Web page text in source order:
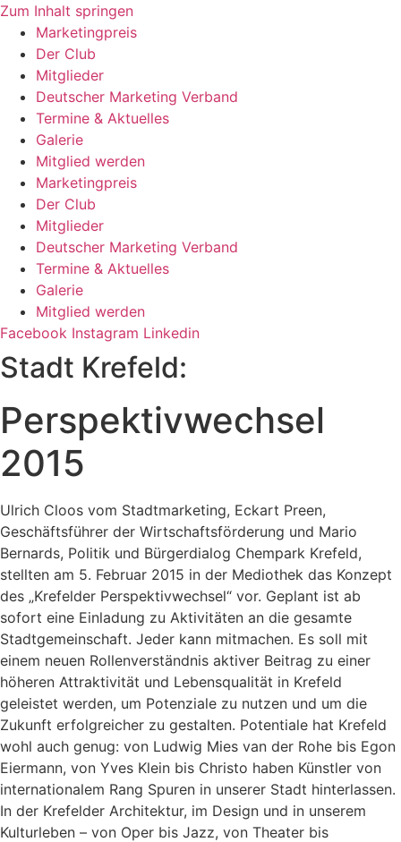
Zum Inhalt springen
Marketingpreis
Der Club
Mitglieder
Deutscher Marketing Verband
Termine & Aktuelles
Galerie
Mitglied werden
Marketingpreis
Der Club
Mitglieder
Deutscher Marketing Verband
Termine & Aktuelles
Galerie
Mitglied werden
Facebook Instagram Linkedin
Stadt Krefeld:
Perspektivwechsel
2015
Ulrich Cloos vom Stadtmarketing, Eckart Preen,
Geschäftsführer der Wirtschaftsförderung und Mario
Bernards, Politik und Bürgerdialog Chempark Krefeld,
stellten am 5. Februar 2015 in der Mediothek das Konzept
des „Krefelder Perspektivwechsel“ vor. Geplant ist ab
sofort eine Einladung zu Aktivitäten an die gesamte
Stadtgemeinschaft. Jeder kann mitmachen. Es soll mit
einem neuen Rollenverständnis aktiver Beitrag zu einer
höheren Attraktivität und Lebensqualität in Krefeld
geleistet werden, um Potenziale zu nutzen und um die
Zukunft erfolgreicher zu gestalten. Potentiale hat Krefeld
wohl auch genug: von Ludwig Mies van der Rohe bis Egon
Eiermann, von Yves Klein bis Christo haben Künstler von
internationalem Rang Spuren in unserer Stadt hinterlassen.
In der Krefelder Architektur, im Design und in unserem
Kulturleben – von Oper bis Jazz, von Theater bis